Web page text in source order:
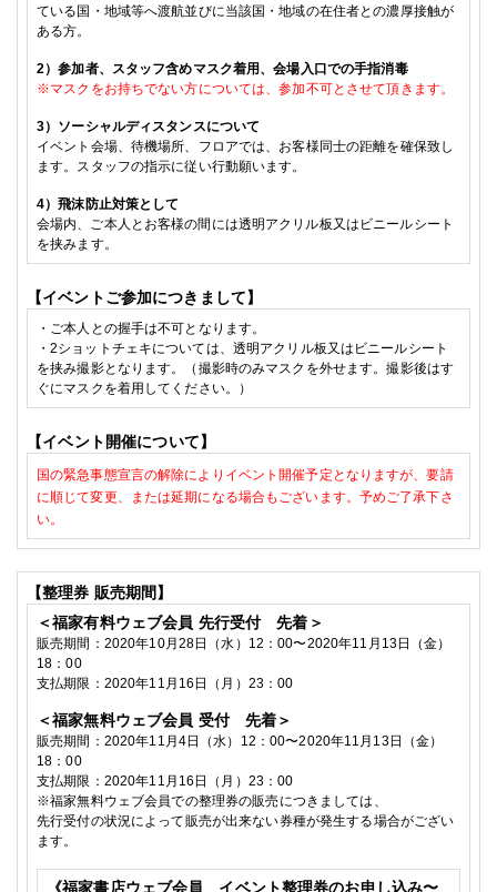
ている国・地域等へ渡航並びに当該国・地域の在住者との濃厚接触が
ある方。
2）参加者、スタッフ含めマスク着用、会場入口での手指消毒
※マスクをお持ちでない方については、参加不可とさせて頂きます。
3）ソーシャルディスタンスについて
イベント会場、待機場所、フロアでは、お客様同士の距離を確保致し
ます。スタッフの指示に従い行動願います。
4）飛沫防止対策として
会場内、 ご本人 とお客様の間には透明アクリル板又はビニールシート
を挟みます。
【イベントご参加につきまして】
・ ご本人との握手は不可となります。
・2ショットチェキについては、透明アクリル板又はビニールシート
を挟み撮影となります。（ 撮影時のみマスクを外せます。撮影後はす
ぐにマスクを着用してください。）
【イベント開催について】
国の緊急事態宣言の解除によりイベント開催予定となりますが、要請
に順じて変更、または延期になる場合もございます。予めご了承下さ
い。
【整理券 販売期間】
＜福家有料ウェブ会員 先行受付 先着＞
販売期間： 2020年10月28日（水） 12 ：00〜2020年11 月13日（金）
18 ：00
支払期限： 2020年11月16日（月） 23：00
＜福家無料ウェブ会員 受付 先着＞
販売期間： 2020年11 月4日（水） 12 ： 00〜2020年11 月13日（金）
18 ：00
支払期限： 2020年11月16日（月） 23：00
※福家無料ウェブ会員での整理券の販売につきましては、
先行受付の状況によって販売が出来ない券種が発生する場合がござい
ます。
《福家書店ウェブ会員 イベント整理券のお申し込み〜